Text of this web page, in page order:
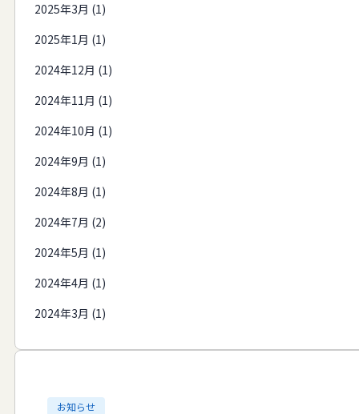
2025年3月 (1)
2025年1月 (1)
2024年12月 (1)
2024年11月 (1)
2024年10月 (1)
2024年9月 (1)
2024年8月 (1)
2024年7月 (2)
2024年5月 (1)
2024年4月 (1)
2024年3月 (1)
お知らせ